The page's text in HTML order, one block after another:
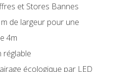
et Stores Bannes
de largeur pour une
4m
réglable
écologique par LED